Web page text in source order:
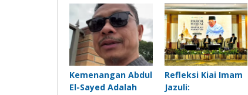
Kemenangan Abdul
El-Sayed Adalah
Refleksi Kiai Imam
Jazuli: